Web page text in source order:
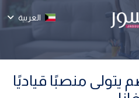
العربية
يتولى منصبًا قياديًا